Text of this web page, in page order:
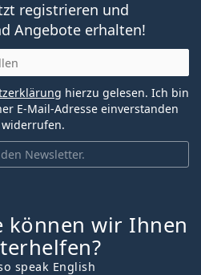
registrieren und
Angebote erhalten!
Newsletter.
hierzu gelesen. Ich bin
E-Mail-Adresse einverstanden
können wir Ihnen
speak English